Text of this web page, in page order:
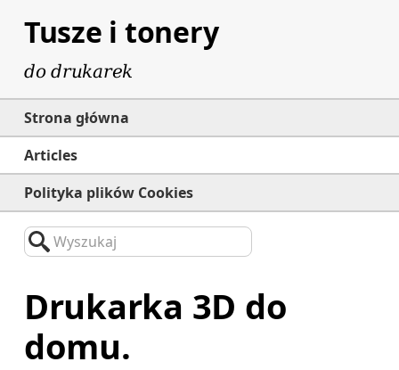
Tusze i tonery
do drukarek
Strona główna
Articles
Polityka plików Cookies
Wyszukaj
Drukarka 3D do
domu.